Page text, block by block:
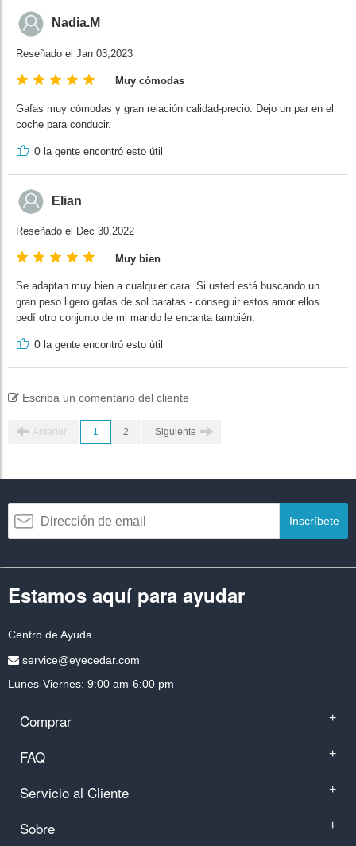
Nadia.M
Reseñado el Jan 03,2023
Muy cómodas
Gafas muy cómodas y gran relación calidad-precio. Dejo un par en el
coche para conducir.
0 la gente encontró esto útil
Elian
Reseñado el Dec 30,2022
Muy bien
Se adaptan muy bien a cualquier cara. Si usted está buscando un
gran peso ligero gafas de sol baratas - conseguir estos amor ellos
pedí otro conjunto de mi marido le encanta también.
0 la gente encontró esto útil
Escriba un comentario del cliente
Anterior 1 2 Siguiente
Inscríbete
Estamos aquí para ayudar
Centro de Ayuda
service@eyecedar.com
Lunes-Viernes: 9:00 am-6:00 pm
Comprar +
FAQ +
Servicio al Cliente +
Sobre +